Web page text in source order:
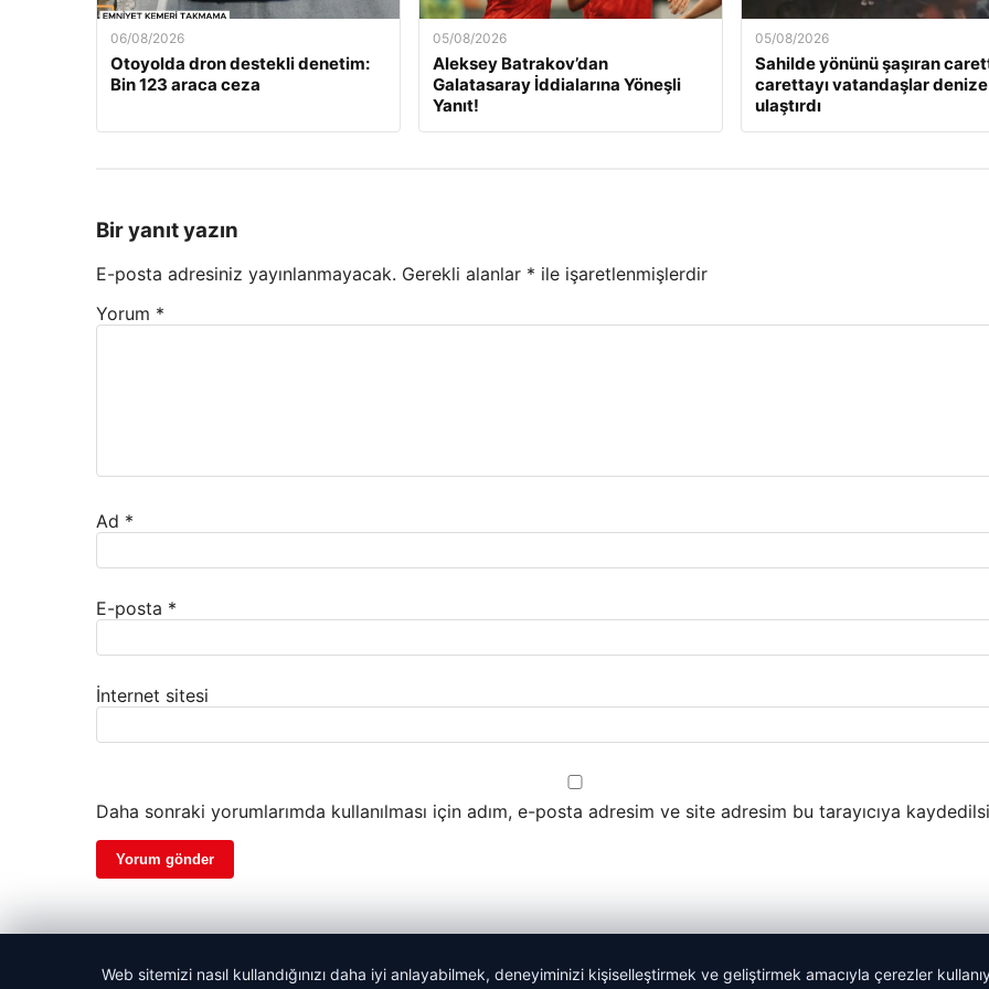
06/08/2026
Otoyolda dron destekli denetim:
Bin 123 araca ceza
05/08/2026
Aleksey Batrakov’dan
Galatasaray İddialarına Yöneşli
Yanıt!
05/08/2026
Sahilde yönünü şaşıran
carettayı vatandaşlar denize
ulaştırdı
Bir yanıt yazın
E-posta adresiniz yayınlanmayacak. Gerekli alanlar * ile işaretlenmişlerdir
Yorum *
Ad *
E-posta *
İnternet sitesi
Daha sonraki yorumlarımda kullanılması için adım, e-posta adresim ve site adresim bu tarayıcıya
© 2026 Haber Nerede
Web sitemizi nasıl kullandığınızı daha iyi anlayabilmek, deneyiminizi kişiselleştirmek ve geliştirmek amacıyla çerezler